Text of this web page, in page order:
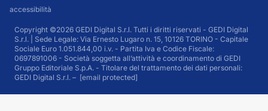
accessibilità
Copyright ©2026 GEDI Digital S.r.l. Tutti i diritti riservati - GEDI Digital
S.r.l. | Sede Legale: Via Ernesto Lugaro n. 15, 10126 TORINO - Capitale
Sociale Euro 1.051.844,00 i.v. - Partita Iva e Codice Fiscale:
0697891006 - Società soggetta all’attività e coordinamento di GEDI
Gruppo Editoriale S.p.A. - Titolare del trattamento dei dati personali:
GEDI Digital S.r.l. – [email protected]